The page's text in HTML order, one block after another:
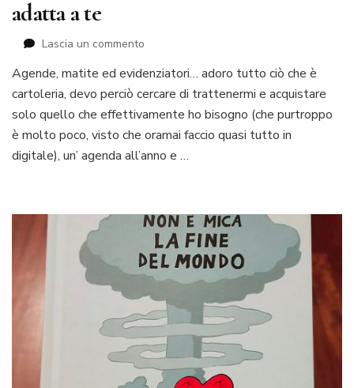
adatta a te
Lascia un commento
matite
ecologiche,
scegli
più
adatta
Agende, matite ed evidenziatori… adoro tutto ciò che è
cartoleria, devo perciò cercare di trattenermi e acquistare
solo quello che effettivamente ho bisogno (che purtroppo
è molto poco, visto che oramai faccio quasi tutto in
digitale), un’ agenda all’anno e …